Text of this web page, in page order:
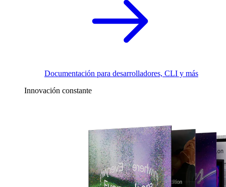
Documentación para desarrolladores, CLI y más
Innovación constante